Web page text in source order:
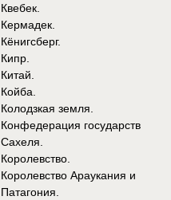
Квебек.
Кермадек.
Кёнигсберг.
Кипр.
Китай.
Койба.
Колодзкая земля.
Конфедерация государств
Сахеля.
Королевство.
Королевство Араукания и
Патагония.